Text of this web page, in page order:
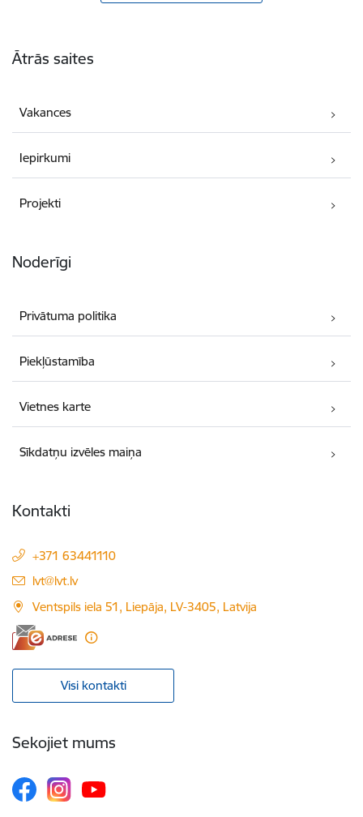
Ātrās saites
Vakances
Iepirkumi
Projekti
Noderīgi
Privātuma politika
Piekļūstamība
Vietnes karte
Sīkdatņu izvēles maiņa
Kontakti
+371 63441110
E-pasts:
lvt@lvt.lv
Ventspils iela 51, Liepāja, LV-3405, Latvija
Visi kontakti
Sekojiet mums